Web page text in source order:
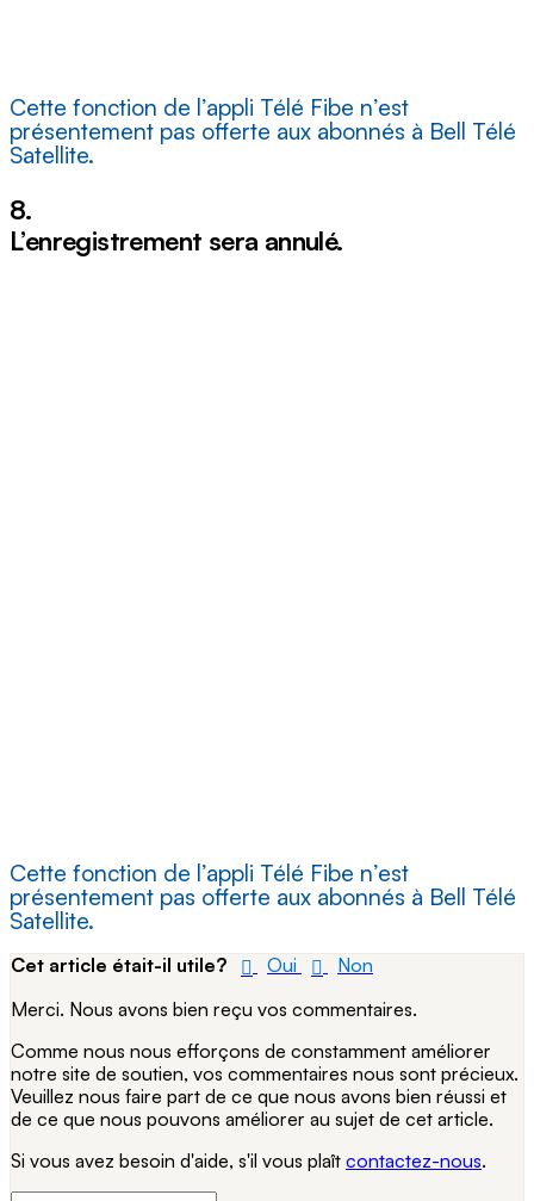
Cette fonction de l’appli Télé Fibe n’est
présentement pas offerte aux abonnés à Bell Télé
Satellite.
8.
L’enregistrement sera annulé.
Cette fonction de l’appli Télé Fibe n’est
présentement pas offerte aux abonnés à Bell Télé
Satellite.
Cet article était-il utile? Oui
Non
Merci. Nous avons bien reçu vos commentaires.
Comme nous nous efforçons de constamment améliorer
notre site de soutien, vos commentaires nous sont précieux.
Veuillez nous faire part de ce que nous avons bien réussi et
de ce que nous pouvons améliorer au sujet de cet article.
Si vous avez besoin d'aide, s'il vous plaît contactez-nous.